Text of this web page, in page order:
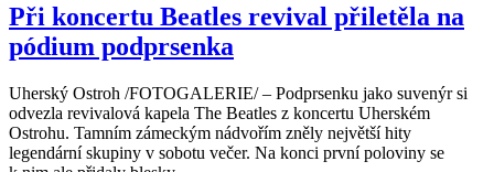
Při koncertu Beatles revival přiletěla na
pódium podprsenka
Uherský Ostroh /FOTOGALERIE/ – Podprsenku jako suvenýr si
odvezla revivalová kapela The Beatles z koncertu Uherském
Ostrohu. Tamním zámeckým nádvořím zněly největší hity
legendární skupiny v sobotu večer. Na konci první poloviny se